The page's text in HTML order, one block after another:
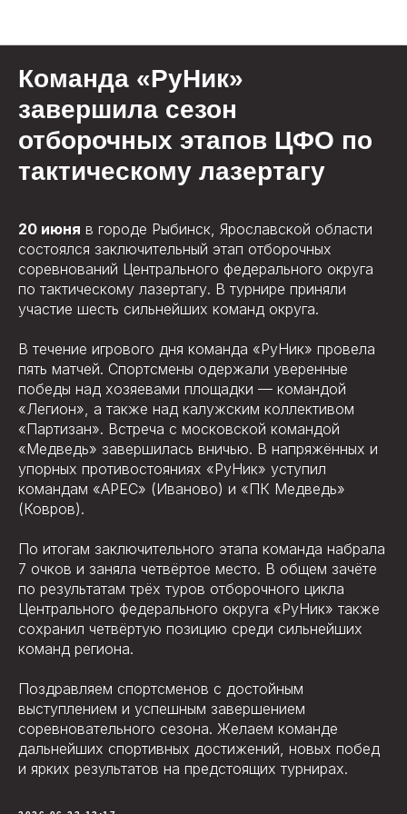
Команда «РуНик»
завершила сезон
отборочных этапов ЦФО по
тактическому лазертагу
20 июня в городе Рыбинск, Ярославской области
состоялся заключительный этап отборочных
соревнований Центрального федерального округа
по тактическому лазертагу. В турнире приняли
участие шесть сильнейших команд округа.
В течение игрового дня команда «РуНик» провела
пять матчей. Спортсмены одержали уверенные
победы над хозяевами площадки — командой
«Легион», а также над калужским коллективом
«Партизан». Встреча с московской командой
«Медведь» завершилась вничью. В напряжённых и
упорных противостояниях «РуНик» уступил
командам «АРЕС» (Иваново) и «ПК Медведь»
(Ковров).
По итогам заключительного этапа команда набрала
7 очков и заняла четвёртое место. В общем зачёте
по результатам трёх туров отборочного цикла
Центрального федерального округа «РуНик» также
сохранил четвёртую позицию среди сильнейших
команд региона.
Поздравляем спортсменов с достойным
выступлением и успешным завершением
соревновательного сезона. Желаем команде
дальнейших спортивных достижений, новых побед
и ярких результатов на предстоящих турнирах.